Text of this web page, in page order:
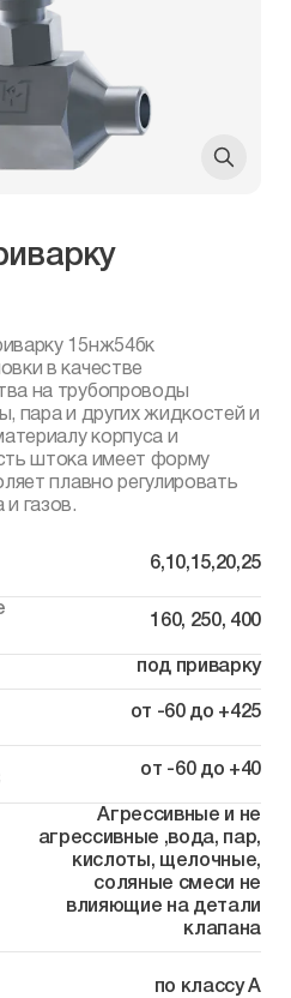
15нж54бк
в качестве
на трубопроводы
пара и других жидкостей и
корпуса и
штока имеет форму
плавно регулировать
газов.
6,10,15,20,25
160, 250, 400
под приварку
от -60 до +425
от -60 до +40
Агрессивные и не
агрессивные ,вода, пар,
кислоты, щелочные,
соляные смеси не
влияющие на детали
клапана
по классу А